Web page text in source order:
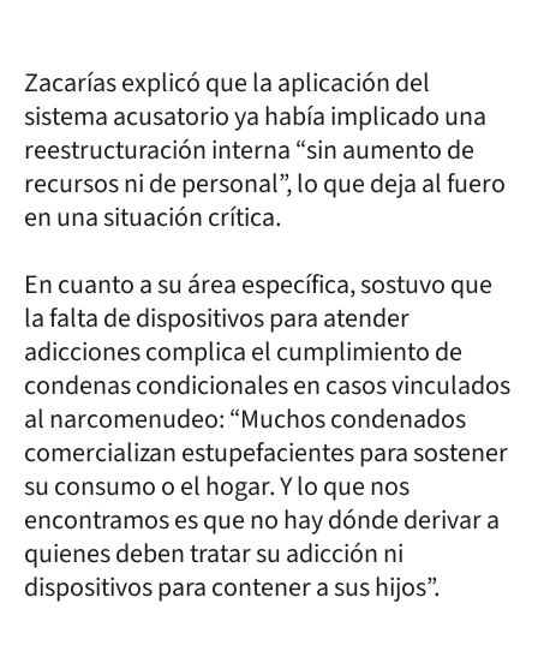
Zacarías explicó que la aplicación del
sistema acusatorio ya había implicado una
reestructuración interna “sin aumento de
recursos ni de personal”, lo que deja al fuero
en una situación crítica.
En cuanto a su área específica, sostuvo que
la falta de dispositivos para atender
adicciones complica el cumplimiento de
condenas condicionales en casos vinculados
al narcomenudeo: “Muchos condenados
comercializan estupefacientes para sostener
su consumo o el hogar. Y lo que nos
encontramos es que no hay dónde derivar a
quienes deben tratar su adicción ni
dispositivos para contener a sus hijos”.